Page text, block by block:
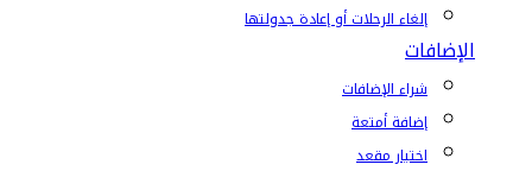
إلغاء الرحلات أو إعادة جدولتها
الإضافات
شراء الإضافات
إضافة أمتعة
اختيار مقعد